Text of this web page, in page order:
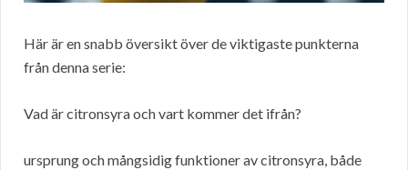
Här är en snabb översikt över de viktigaste punkterna
från denna serie:
Vad är citronsyra och vart kommer det ifrån?
ursprung och mångsidig funktioner av citronsyra, både